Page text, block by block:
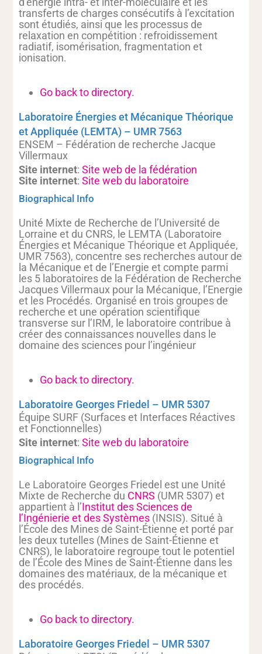
transferts de charges consécutifs à l’excitation
sont étudiés, ainsi que les processus de
relaxation en compétition : refroidissement
radiatif, isomérisation, fragmentation et
ionisation.
Go back to directory.
Laboratoire Énergies et Mécanique Théorique
et Appliquée (LEMTA) – UMR 7563
ENSEM – Fédération de recherche Jacque
Villermaux
Site internet: Site web de la fédération
Site internet: Site web du laboratoire
Biographical Info
Unité Mixte de Recherche de l’Université de
Lorraine et du CNRS, le LEMTA (Laboratoire
Énergies et Mécanique Théorique et Appliquée,
UMR 7563), concentre ses recherches autour de
la Mécanique et de l’Energie et compte parmi
les 5 laboratoires de la Fédération de Recherche
Jacques Villermaux pour la Mécanique, l’Energie
et les Procédés. Organisé en trois groupes de
recherche et une opération scientifique
transverse sur l’IRM, le laboratoire contribue à
créer des connaissances nouvelles dans le
domaine des sciences pour l’ingénieur
Go back to directory.
Laboratoire Georges Friedel – UMR 5307
Équipe SURF (Surfaces et Interfaces Réactives
et Fonctionnelles)
Site internet: Site web du laboratoire
Biographical Info
Le Laboratoire Georges Friedel est une Unité
Mixte de Recherche du CNRS (UMR 5307) et
appartient à l’Institut des Sciences de
l’Ingénierie et des Systèmes (INSIS). Situé à
l’École des Mines de Saint-Étienne et porté par
les deux tutelles (Mines de Saint-Étienne et
CNRS), le laboratoire regroupe tout le potentiel
de l’École des Mines de Saint-Étienne dans les
domaines des matériaux, de la mécanique et
des procédés.
Go back to directory.
Laboratoire Georges Friedel – UMR 5307